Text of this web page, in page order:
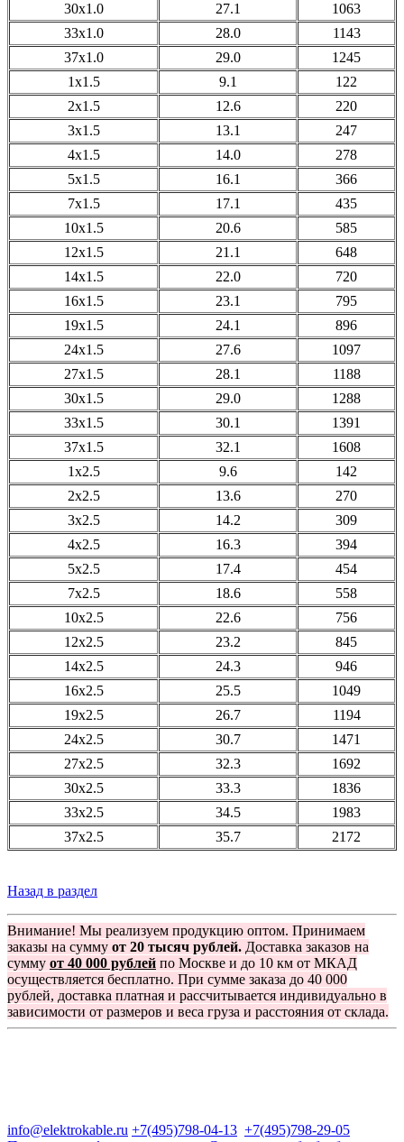
30x1.0
27.1
1063
33x1.0
28.0
1143
37x1.0
29.0
1245
1x1.5
9.1
122
2x1.5
12.6
220
3x1.5
13.1
247
4x1.5
14.0
278
5x1.5
16.1
366
7x1.5
17.1
435
10x1.5
20.6
585
12x1.5
21.1
648
14x1.5
22.0
720
16x1.5
23.1
795
19x1.5
24.1
896
24x1.5
27.6
1097
27x1.5
28.1
1188
30x1.5
29.0
1288
33x1.5
30.1
1391
37x1.5
32.1
1608
1x2.5
9.6
142
2x2.5
13.6
270
3x2.5
14.2
309
4x2.5
16.3
394
5x2.5
17.4
454
7x2.5
18.6
558
10x2.5
22.6
756
12x2.5
23.2
845
14x2.5
24.3
946
16x2.5
25.5
1049
19x2.5
26.7
1194
24x2.5
30.7
1471
27x2.5
32.3
1692
30x2.5
33.3
1836
33x2.5
34.5
1983
37x2.5
35.7 2172
Назад в раздел
Внимание! Мы реализуем продукцию оптом. Принимаем
заказы на сумму от 20 тысяч рублей. Доставка заказов на
сумму от 40 000 рублей по Москве и до 10 км от МКАД
осуществляется бесплатно. При сумме заказа до 40 000
рублей, доставка платная и рассчитывается индивидуально в
зависимости от размеров и веса груза и расстояния от склада.
info@elektrokable.ru +7(495)798-04-13 +7(495)798-29-05